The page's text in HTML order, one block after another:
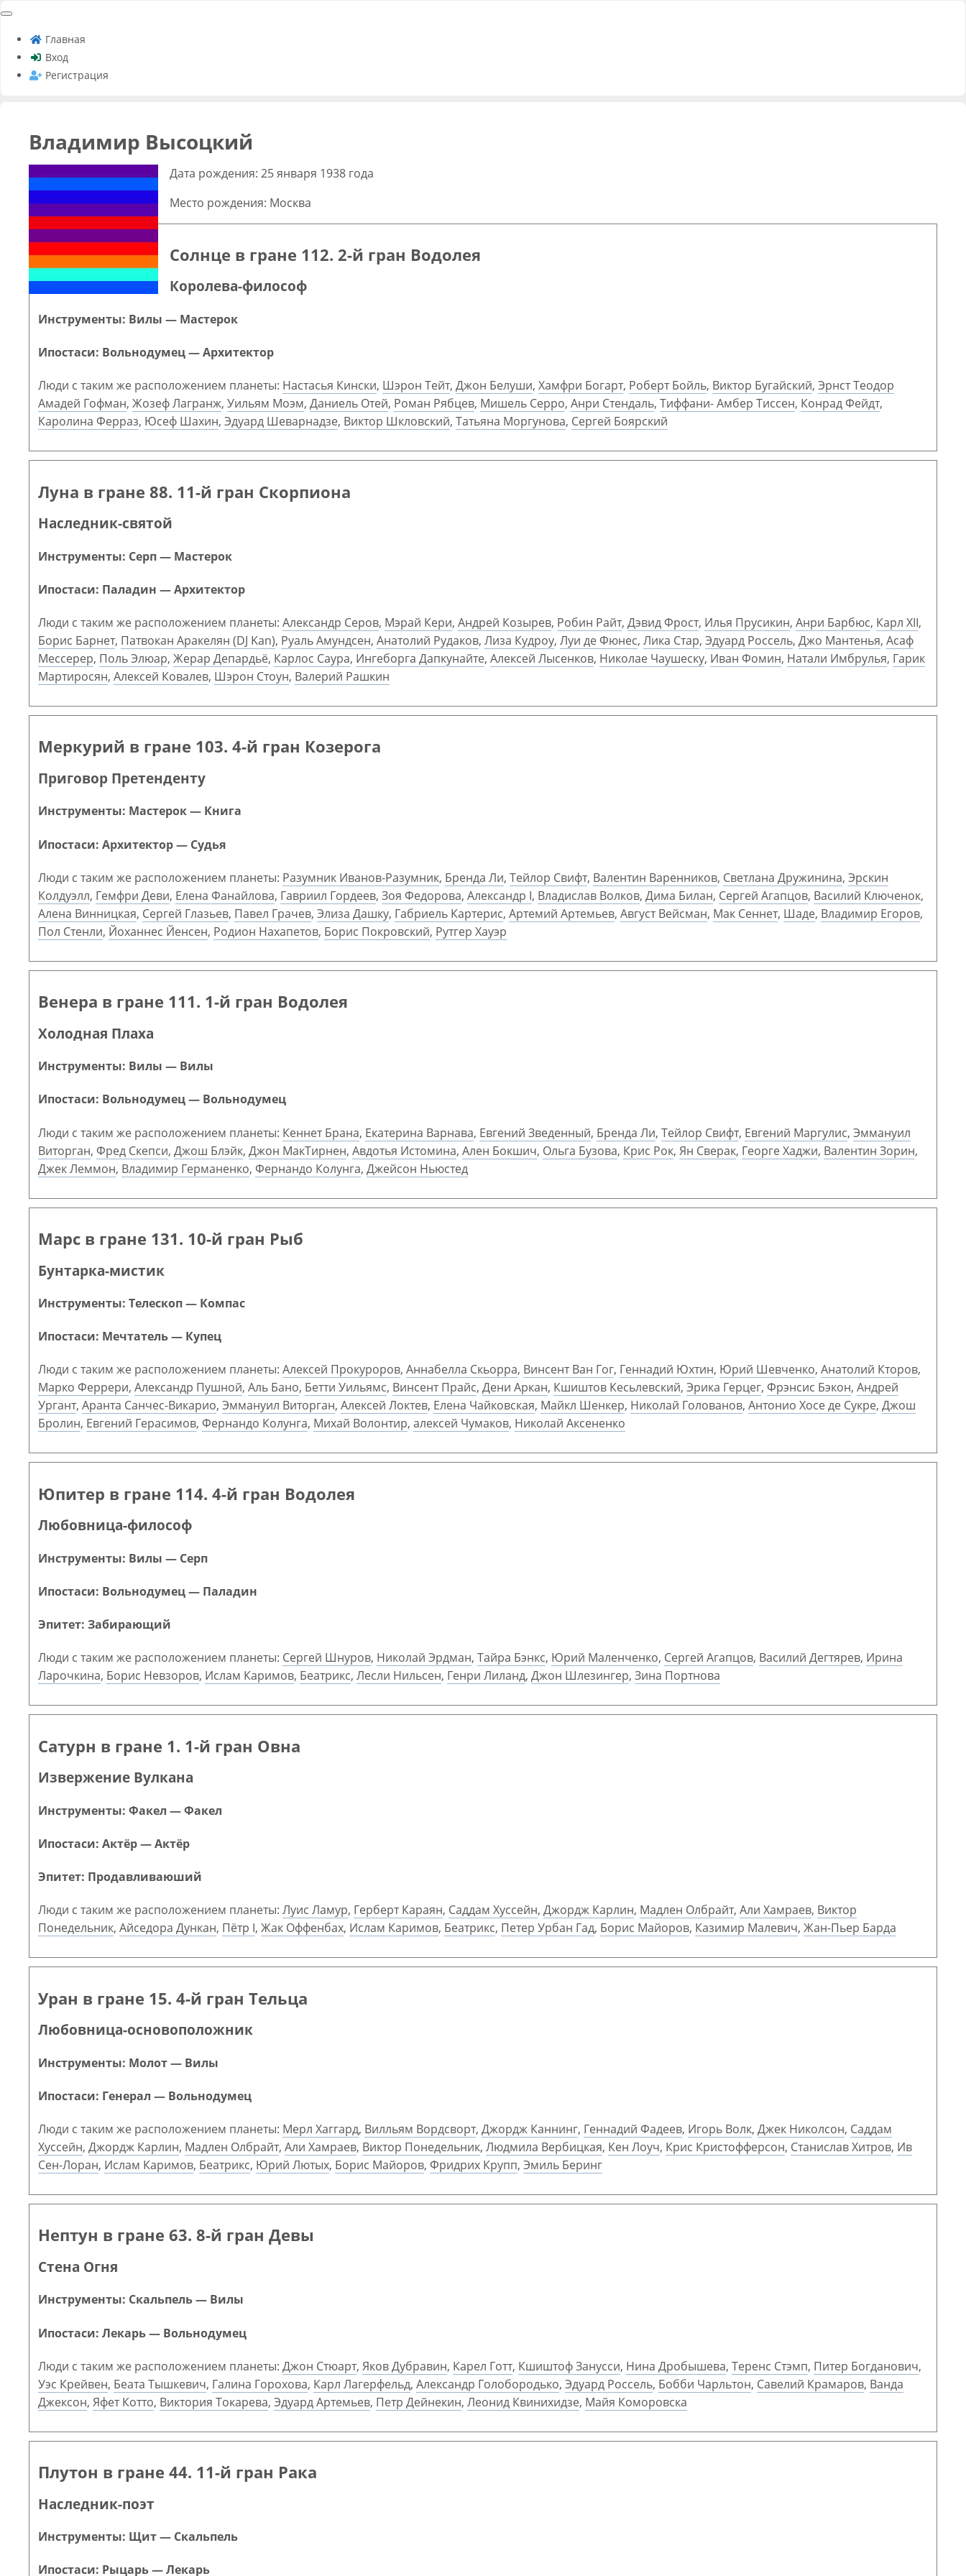
Главная
Вход
Регистрация
Владимир Высоцкий
Дата рождения: 25 января 1938 года
Место рождения: Москва
Солнце в гране 112. 2-й гран Водолея
Королева-философ
Инструменты: Вилы — Мастерок
Ипостаси: Вольнодумец — Архитектор
Люди с таким же расположением планеты: Настасья Кински, Шэрон Тейт, Джон Белуши, Хамфри Богарт, Роберт Бойль, Виктор Бугайский, Эрнст Теодор
Амадей Гофман, Жозеф Лагранж, Уильям Моэм, Даниель Отей, Роман Рябцев, Мишель Серро, Анри Стендаль, Тиффани- Амбер Тиссен, Конрад Фейдт,
Каролина Ферраз, Юсеф Шахин, Эдуард Шеварнадзе, Виктор Шкловский, Татьяна Моргунова, Сергей Боярский
Луна в гране 88. 11-й гран Скорпиона
Наследник-святой
Инструменты: Серп — Мастерок
Ипостаси: Паладин — Архитектор
Люди с таким же расположением планеты: Александр Серов, Мэрай Кери, Андрей Козырев, Робин Райт, Дэвид Фрост, Илья Прусикин, Анри Барбюс, Карл XII,
Борис Барнет, Патвокан Аракелян (DJ Kan), Руаль Амундсен, Анатолий Рудаков, Лиза Кудроу, Луи де Фюнес, Лика Стар, Эдуард Россель, Джо Мантенья, Асаф
Мессерер, Поль Элюар, Жерар Депардьё, Карлос Саура, Ингеборга Дапкунайте, Алексей Лысенков, Николае Чаушеску, Иван Фомин, Натали Имбрулья, Гарик
Мартиросян, Алексей Ковалев, Шэрон Стоун, Валерий Рашкин
Меркурий в гране 103. 4-й гран Козерога
Приговор Претенденту
Инструменты: Мастерок — Книга
Ипостаси: Архитектор — Судья
Люди с таким же расположением планеты: Разумник Иванов-Разумник, Бренда Ли, Тейлор Свифт, Валентин Варенников, Светлана Дружинина, Эрскин
Колдуэлл, Гемфри Деви, Елена Фанайлова, Гавриил Гордеев, Зоя Федорова, Александр I, Владислав Волков, Дима Билан, Сергей Агапцов, Василий Ключенок,
Алена Винницкая, Сергей Глазьев, Павел Грачев, Элиза Дашку, Габриель Картерис, Артемий Артемьев, Август Вейсман, Мак Сеннет, Шаде, Владимир Егоров,
Пол Стенли, Йоханнес Йенсен, Родион Нахапетов, Борис Покровский, Рутгер Хауэр
Венера в гране 111. 1-й гран Водолея
Холодная Плаха
Инструменты: Вилы — Вилы
Ипостаси: Вольнодумец — Вольнодумец
Люди с таким же расположением планеты: Кеннет Брана, Екатерина Варнава, Евгений Зведенный, Бренда Ли, Тейлор Свифт, Евгений Маргулис, Эммануил
Виторган, Фред Скепси, Джош Блэйк, Джон МакТирнен, Авдотья Истомина, Ален Бокшич, Ольга Бузова, Крис Рок, Ян Сверак, Георге Хаджи, Валентин Зорин,
Джек Леммон, Владимир Германенко, Фернандо Колунга, Джейсон Ньюстед
Марс в гране 131. 10-й гран Рыб
Бунтарка-мистик
Инструменты: Телескоп — Компас
Ипостаси: Мечтатель — Купец
Люди с таким же расположением планеты: Алексей Прокуроров, Аннабелла Скьорра, Винсент Ван Гог, Геннадий Юхтин, Юрий Шевченко, Анатолий Кторов,
Марко Феррери, Александр Пушной, Аль Бано, Бетти Уильямс, Винсент Прайс, Дени Аркан, Кшиштов Кесьлевский, Эрика Герцег, Фрэнсис Бэкон, Андрей
Ургант, Аранта Санчес-Викарио, Эммануил Виторган, Алексей Локтев, Елена Чайковская, Майкл Шенкер, Николай Голованов, Антонио Хосе де Сукре, Джош
Бролин, Евгений Герасимов, Фернандо Колунга, Михай Волонтир, алексей Чумаков, Николай Аксененко
Юпитер в гране 114. 4-й гран Водолея
Любовница-философ
Инструменты: Вилы — Серп
Ипостаси: Вольнодумец — Паладин
Эпитет: Забирающий
Люди с таким же расположением планеты: Сергей Шнуров, Николай Эрдман, Тайра Бэнкс, Юрий Маленченко, Сергей Агапцов, Василий Дегтярев, Ирина
Ларочкина, Борис Невзоров, Ислам Каримов, Беатрикс, Лесли Нильсен, Генри Лиланд, Джон Шлезингер, Зина Портнова
Сатурн в гране 1. 1-й гран Овна
Извержение Вулкана
Инструменты: Факел — Факел
Ипостаси: Актёр — Актёр
Эпитет: Продавливаюший
Люди с таким же расположением планеты: Луис Ламур, Герберт Караян, Саддам Хуссейн, Джордж Карлин, Мадлен Олбрайт, Али Хамраев, Виктор
Понедельник, Айседора Дункан, Пётр I, Жак Оффенбах, Ислам Каримов, Беатрикс, Петер Урбан Гад, Борис Майоров, Казимир Малевич, Жан-Пьер Барда
Уран в гране 15. 4-й гран Тельца
Любовница-основоположник
Инструменты: Молот — Вилы
Ипостаси: Генерал — Вольнодумец
Люди с таким же расположением планеты: Мерл Хаггард, Вилльям Вордсворт, Джордж Каннинг, Геннадий Фадеев, Игорь Волк, Джек Николсон, Саддам
Хуссейн, Джордж Карлин, Мадлен Олбрайт, Али Хамраев, Виктор Понедельник, Людмила Вербицкая, Кен Лоуч, Крис Кристофферсон, Станислав Хитров, Ив
Сен-Лоран, Ислам Каримов, Беатрикс, Юрий Лютых, Борис Майоров, Фридрих Крупп, Эмиль Беринг
Нептун в гране 63. 8-й гран Девы
Стена Огня
Инструменты: Скальпель — Вилы
Ипостаси: Лекарь — Вольнодумец
Люди с таким же расположением планеты: Джон Стюарт, Яков Дубравин, Карел Готт, Кшиштоф Занусси, Нина Дробышева, Теренс Стэмп, Питер Богданович,
Уэс Крейвен, Беата Тышкевич, Галина Горохова, Карл Лагерфельд, Александр Голобородько, Эдуард Россель, Бобби Чарльтон, Савелий Крамаров, Ванда
Джексон, Яфет Котто, Виктория Токарева, Эдуард Артемьев, Петр Дейнекин, Леонид Квинихидзе, Майя Коморовска
Плутон в гране 44. 11-й гран Рака
Наследник-поэт
Инструменты: Щит — Скальпель
Ипостаси: Рыцарь — Лекарь